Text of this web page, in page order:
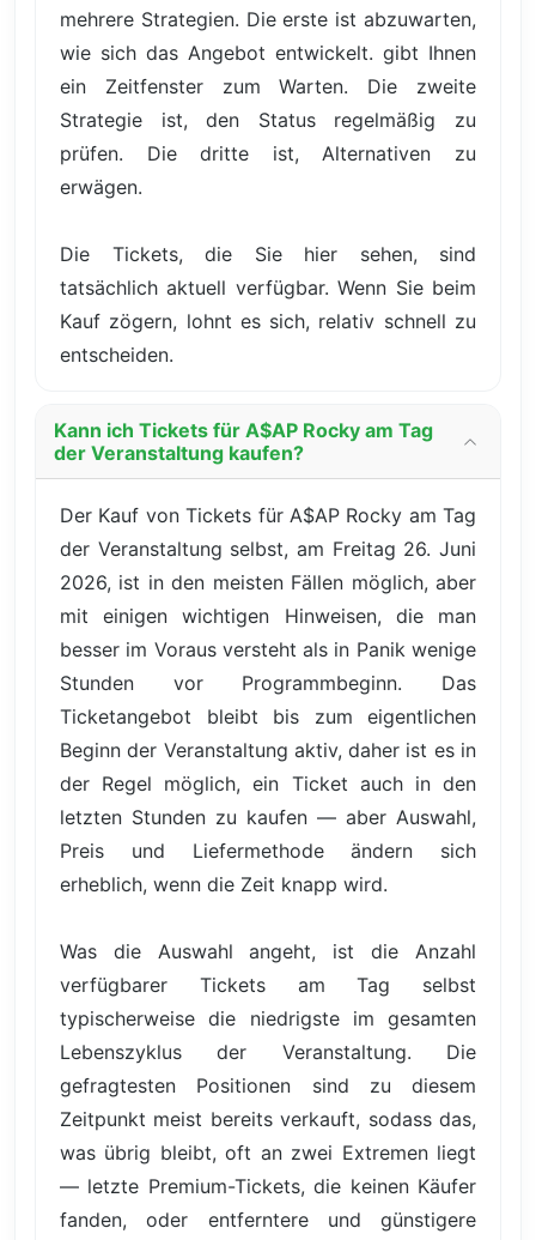
mehrere Strategien. Die erste ist abzuwarten,
wie sich das Angebot entwickelt. gibt Ihnen
ein Zeitfenster zum Warten. Die zweite
Strategie ist, den Status regelmäßig zu
prüfen. Die dritte ist, Alternativen zu
erwägen.
Die Tickets, die Sie hier sehen, sind
tatsächlich aktuell verfügbar. Wenn Sie beim
Kauf zögern, lohnt es sich, relativ schnell zu
entscheiden.
Kann ich Tickets für A$AP Rocky am Tag
der Veranstaltung kaufen?
Der Kauf von Tickets für A$AP Rocky am Tag
der Veranstaltung selbst, am Freitag 26. Juni
2026, ist in den meisten Fällen möglich, aber
mit einigen wichtigen Hinweisen, die man
besser im Voraus versteht als in Panik wenige
Stunden vor Programmbeginn. Das
Ticketangebot bleibt bis zum eigentlichen
Beginn der Veranstaltung aktiv, daher ist es in
der Regel möglich, ein Ticket auch in den
letzten Stunden zu kaufen — aber Auswahl,
Preis und Liefermethode ändern sich
erheblich, wenn die Zeit knapp wird.
Was die Auswahl angeht, ist die Anzahl
verfügbarer Tickets am Tag selbst
typischerweise die niedrigste im gesamten
Lebenszyklus der Veranstaltung. Die
gefragtesten Positionen sind zu diesem
Zeitpunkt meist bereits verkauft, sodass das,
was übrig bleibt, oft an zwei Extremen liegt
— letzte Premium-Tickets, die keinen Käufer
fanden, oder entferntere und günstigere